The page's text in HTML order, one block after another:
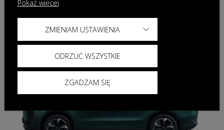
Pokaż więcej
ZMIENIAM USTAWIENIA
ODRZUĆ WSZYSTKIE
ZGADZAM SIĘ